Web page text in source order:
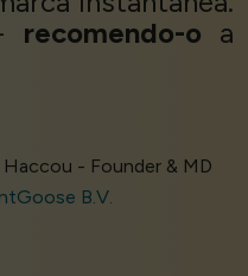
recomendo-o a
Haccou - Founder & MD
B.V.